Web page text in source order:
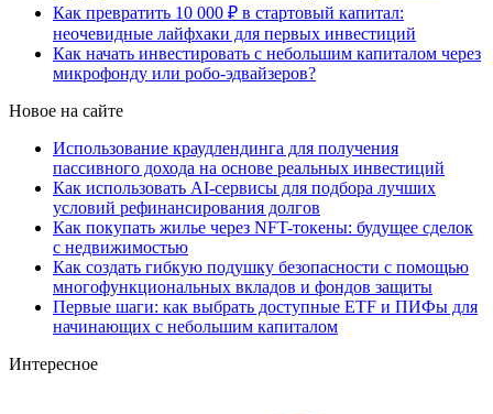
Как превратить 10 000 ₽ в стартовый капитал:
неочевидные лайфхаки для первых инвестиций
Как начать инвестировать с небольшим капиталом через
микрофонду или робо-эдвайзеров?
Новое на сайте
Использование краудлендинга для получения
пассивного дохода на основе реальных инвестиций
Как использовать AI-сервисы для подбора лучших
условий рефинансирования долгов
Как покупать жилье через NFT-токены: будущее сделок
с недвижимостью
Как создать гибкую подушку безопасности с помощью
многофункциональных вкладов и фондов защиты
Первые шаги: как выбрать доступные ETF и ПИФы для
начинающих с небольшим капиталом
Интересное